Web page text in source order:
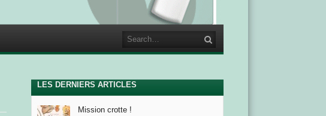
Search
LES DERNIERS ARTICLES
Mission crotte !